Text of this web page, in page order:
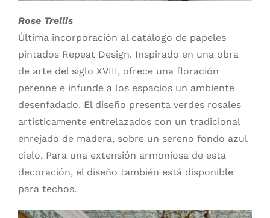
Rose Trellis
Última incorporación al catálogo de papeles
pintados Repeat Design. Inspirado en una obra
de arte del siglo XVIII, ofrece una floración
perenne e infunde a los espacios un ambiente
desenfadado. El diseño presenta verdes rosales
artísticamente entrelazados con un tradicional
enrejado de madera, sobre un sereno fondo azul
cielo. Para una extensión armoniosa de esta
decoración, el diseño también está disponible
para techos.